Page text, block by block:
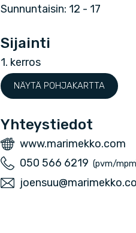
Sunnuntaisin: 12 - 17
Sijainti
1. kerros
NÄYTÄ POHJAKARTTA
Yhteystiedot
V
e
r
www.marimekko.com
P
u
050 566 6219 (pvm/
S